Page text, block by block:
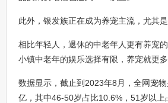
此外，银发族正在成为养宠主流，尤其是
相比年轻人，退休的中老年人更有养宠
小镇中老年的娱乐选择有限，养宠就更多
数据显示，截止到2023年8月，全网宠
亿，其中46-50岁占比10.6%，51岁以上